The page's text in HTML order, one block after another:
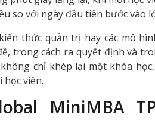
so với ngày đầu tiên bước vào
thức quản trị hay các mô
trong cách ra quyết định và
chỉ khép lại một khóa
viên.
MiniMBA